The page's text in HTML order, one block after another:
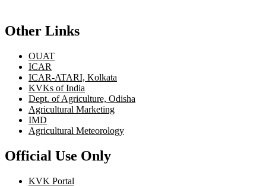
Other Links
OUAT
ICAR
ICAR-ATARI, Kolkata
KVKs of India
Dept. of Agriculture, Odisha
Agricultural Marketing
IMD
Agricultural Meteorology
Official Use Only
KVK Portal